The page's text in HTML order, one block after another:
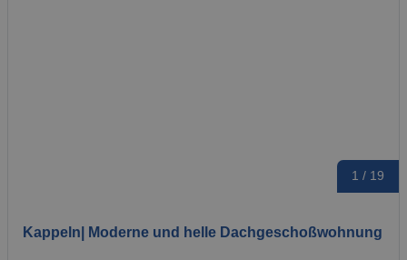
1 / 19
Kappeln| Moderne und helle Dachgeschoßwohnung